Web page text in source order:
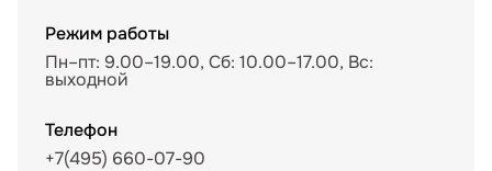
Режим работы
Пн–пт: 9.00–19.00, Сб: 10.00–17.00, Вс:
выходной
Телефон
+7(495) 660-07-90